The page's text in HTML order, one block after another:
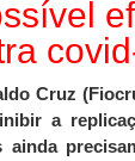
Cruz
a
ainda